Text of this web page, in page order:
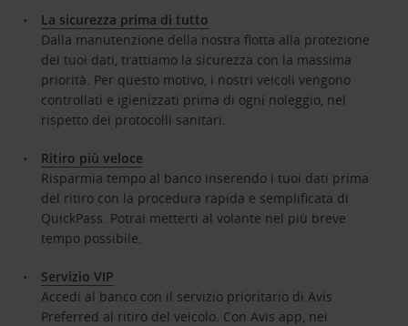
La sicurezza prima di tutto
Dalla manutenzione della nostra flotta alla protezione
dei tuoi dati, trattiamo la sicurezza con la massima
priorità. Per questo motivo, i nostri veicoli vengono
controllati e igienizzati prima di ogni noleggio, nel
rispetto dei protocolli sanitari.
Ritiro più veloce
Risparmia tempo al banco inserendo i tuoi dati prima
del ritiro con la procedura rapida e semplificata di
QuickPass. Potrai metterti al volante nel più breve
tempo possibile.
Servizio VIP
Accedi al banco con il servizio prioritario di Avis
Preferred al ritiro del veicolo. Con Avis app, nei